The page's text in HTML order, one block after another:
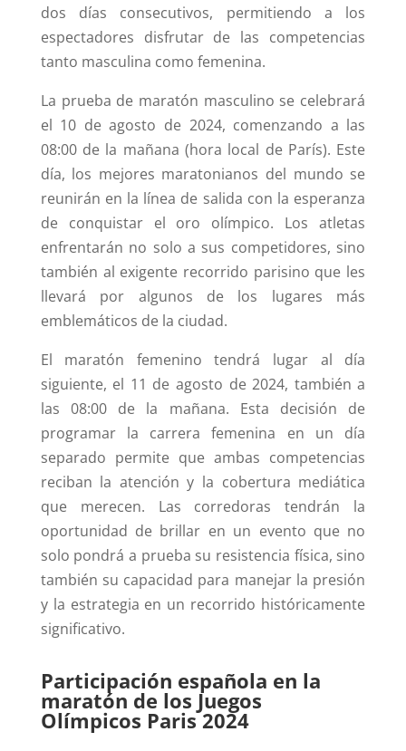
dos días consecutivos, permitiendo a los
espectadores disfrutar de las competencias
tanto masculina como femenina.
La prueba de maratón masculino se celebrará
el 10 de agosto de 2024, comenzando a las
08:00 de la mañana (hora local de París). Este
día, los mejores maratonianos del mundo se
reunirán en la línea de salida con la esperanza
de conquistar el oro olímpico. Los atletas
enfrentarán no solo a sus competidores, sino
también al exigente recorrido parisino que les
llevará por algunos de los lugares más
emblemáticos de la ciudad.
El maratón femenino tendrá lugar al día
siguiente, el 11 de agosto de 2024, también a
las 08:00 de la mañana. Esta decisión de
programar la carrera femenina en un día
separado permite que ambas competencias
reciban la atención y la cobertura mediática
que merecen. Las corredoras tendrán la
oportunidad de brillar en un evento que no
solo pondrá a prueba su resistencia física, sino
también su capacidad para manejar la presión
y la estrategia en un recorrido históricamente
significativo.
Participación española en la
maratón de los Juegos
Olímpicos Paris 2024